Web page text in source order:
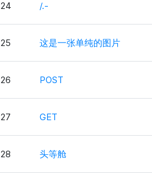
24 /.-
25 这是一张单纯的图片
26 POST
27 GET
28 头等舱